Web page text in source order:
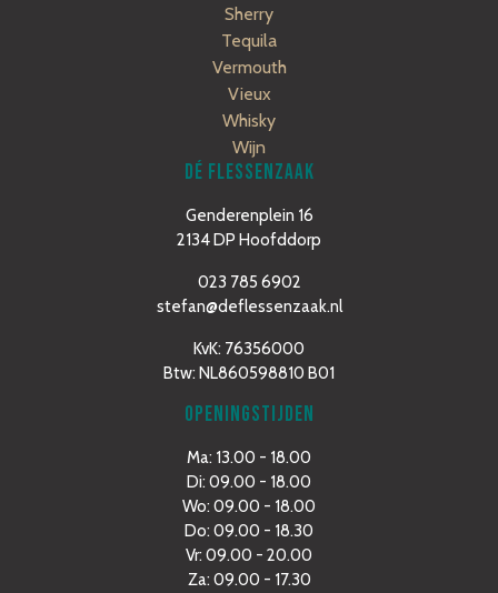
Sherry
Tequila
Vermouth
Vieux
Whisky
Wijn
DÉ FLESSENZAAK
Genderenplein 16
2134 DP Hoofddorp
023 785 6902
stefan@deflessenzaak.nl
KvK: 76356000
Btw: NL860598810 B01
OPENINGSTIJDEN
Ma: 13.00 - 18.00
Di: 09.00 - 18.00
Wo: 09.00 - 18.00
Do: 09.00 - 18.30
Vr: 09.00 - 20.00
Za: 09.00 - 17.30